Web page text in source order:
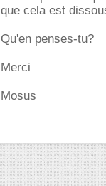
que cela est
Qu'en penses-tu?
Merci
Mosus